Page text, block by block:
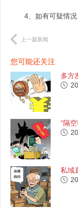
4、如有可疑情况
上一篇新闻
您可能还关注
多方
“隔
私域